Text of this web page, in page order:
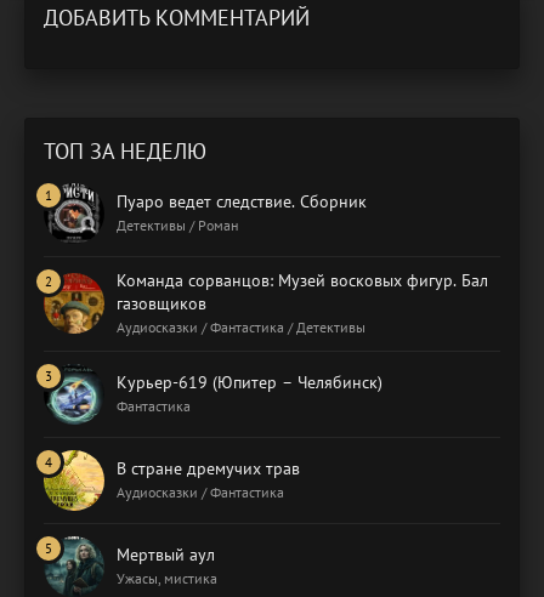
ДОБАВИТЬ КОММЕНТАРИЙ
ТОП ЗА НЕДЕЛЮ
Пуаро ведет следствие. Сборник
Детективы / Роман
Команда сорванцов: Музей восковых фигур. Бал
газовщиков
Аудиосказки / Фантастика / Детективы
Курьер-619 (Юпитер – Челябинск)
Фантастика
В стране дремучих трав
Аудиосказки / Фантастика
Мертвый аул
Ужасы, мистика